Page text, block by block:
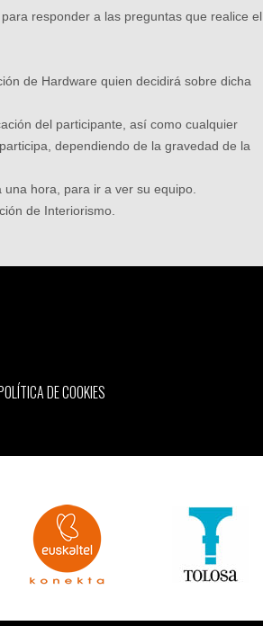
responder a las preguntas que realice el
de Hardware quien decidirá sobre dicha
del participante, así como cualquier
dependiendo de la gravedad de la
hora, para ir a ver su equipo.
de Interiorismo.
DE COOKIES